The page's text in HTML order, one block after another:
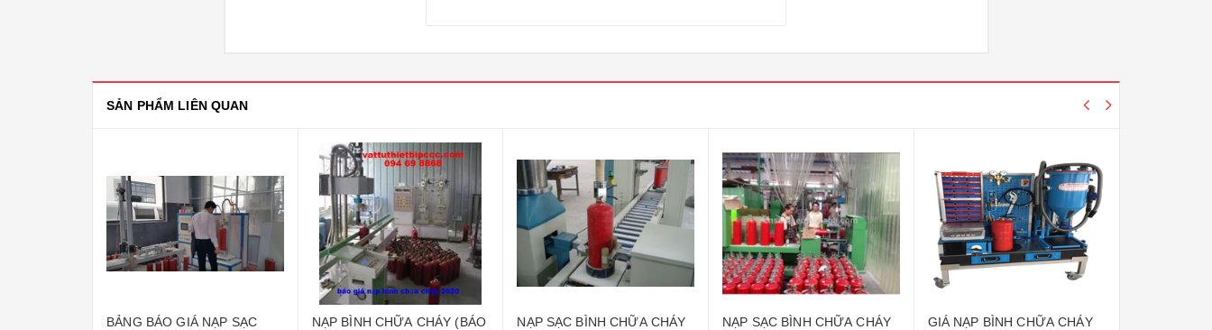
SẢN PHẨM LIÊN QUAN
BẢNG BÁO GIÁ NẠP SẠC
NẠP BÌNH CHỮA CHÁY (BÁO
NẠP SẠC BÌNH CHỮA CHÁY
NẠP SẠC BÌNH CHỮA CHÁY
GIÁ NẠP BÌNH CHỮA CHÁY